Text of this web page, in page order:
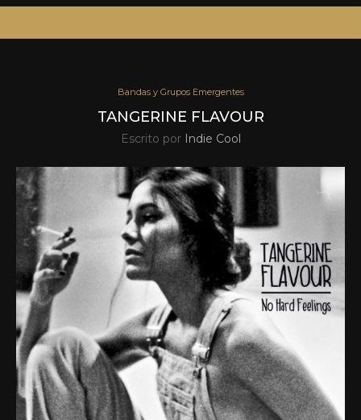
Bandas y Grupos Emergentes
TANGERINE FLAVOUR
Escrito por Indie Cool